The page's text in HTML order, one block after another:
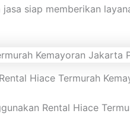
jasa siap memberikan
Rental Hiace Termurah
Rental Hiace